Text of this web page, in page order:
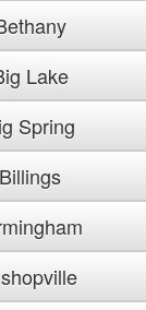
Lake
Spring
Billings